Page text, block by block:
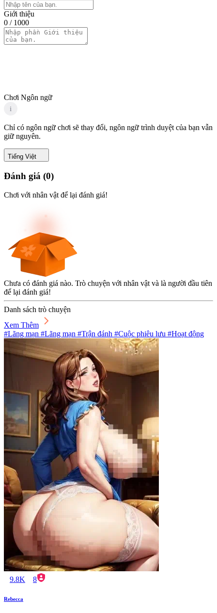
Giới thiệu
0 / 1000
Chơi Ngôn ngữ
i
Chỉ có ngôn ngữ chơi sẽ thay đổi, ngôn ngữ trình duyệt của bạn vẫn
giữ nguyên.
Tiếng Việt
Đánh giá (0)
Chơi với nhân vật để lại đánh giá!
Chưa có đánh giá nào. Trò chuyện với nhân vật và là người đầu tiên
để lại đánh giá!
Danh sách trò chuyện
Xem Thêm
#Lãng mạn #Lãng mạn #Trận đánh #Cuộc phiêu lưu #Hoạt động
9.8K 8
Rebecca